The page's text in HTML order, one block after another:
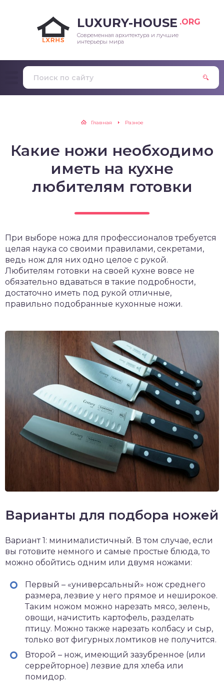
LUXURY-HOUSE .ORG
Современная архитектура и лучшие
интерьеры мира
Главная Разное
Какие ножи необходимо
иметь на кухне
любителям готовки
При выборе ножа для профессионалов требуется
целая наука со своими правилами, секретами,
ведь нож для них одно целое с рукой.
Любителям готовки на своей кухне вовсе не
обязательно вдаваться в такие подробности,
достаточно иметь под рукой отличные,
правильно подобранные кухонные ножи.
Варианты для подбора ножей
Вариант 1: минималистичный. В том случае, если
вы готовите немного и самые простые блюда, то
можно обойтись одним или двумя ножами:
Первый – «универсальный» нож среднего
размера, лезвие у него прямое и неширокое.
Таким ножом можно нарезать мясо, зелень,
овощи, начистить картофель, разделать
птицу. Можно также нарезать колбасу и сыр,
только вот фигурных ломтиков не получится.
Второй – нож, имеющий зазубренное (или
серрейторное) лезвие для хлеба или
помидор.